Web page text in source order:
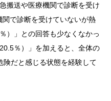
搬送や医療機関で診断を受け
で診断を受けていないが熱
）」との回答も少なくなかっ
％）」を加えると、全体の
だと感じる状態を経験して